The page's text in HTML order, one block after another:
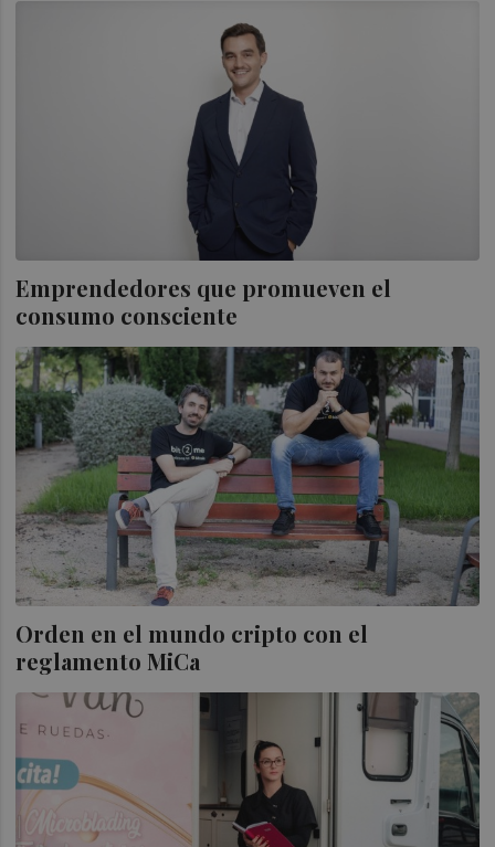
Emprendedores que promueven el
consumo consciente
Orden en el mundo cripto con el
reglamento MiCa